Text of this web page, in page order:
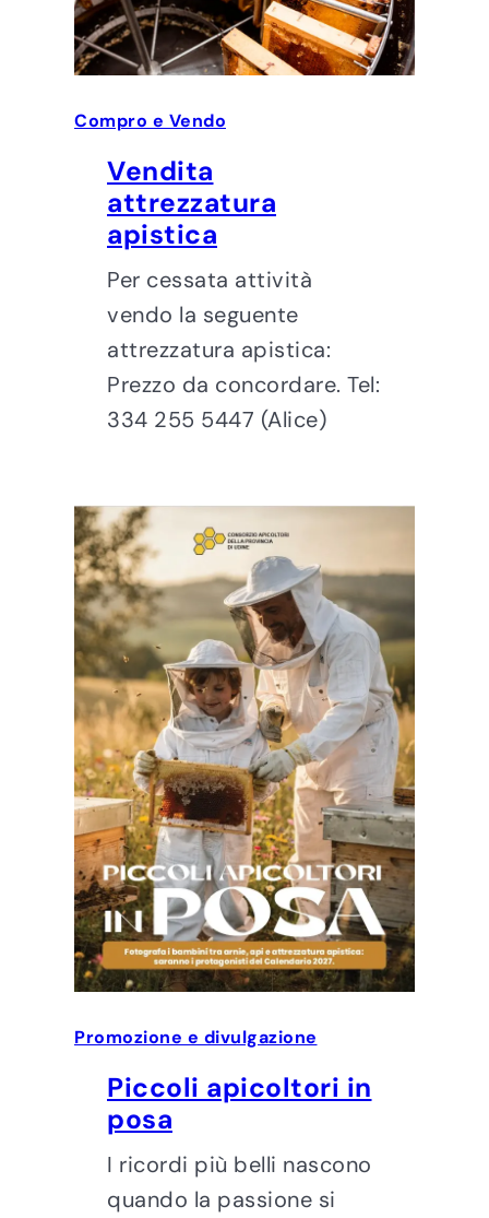
Compro e Vendo
Vendita
attrezzatura
apistica
Per cessata attività
vendo la seguente
attrezzatura apistica:
Prezzo da concordare. Tel:
334 255 5447 (Alice)
Promozione e divulgazione
Piccoli apicoltori in
posa
I ricordi più belli nascono
quando la passione si